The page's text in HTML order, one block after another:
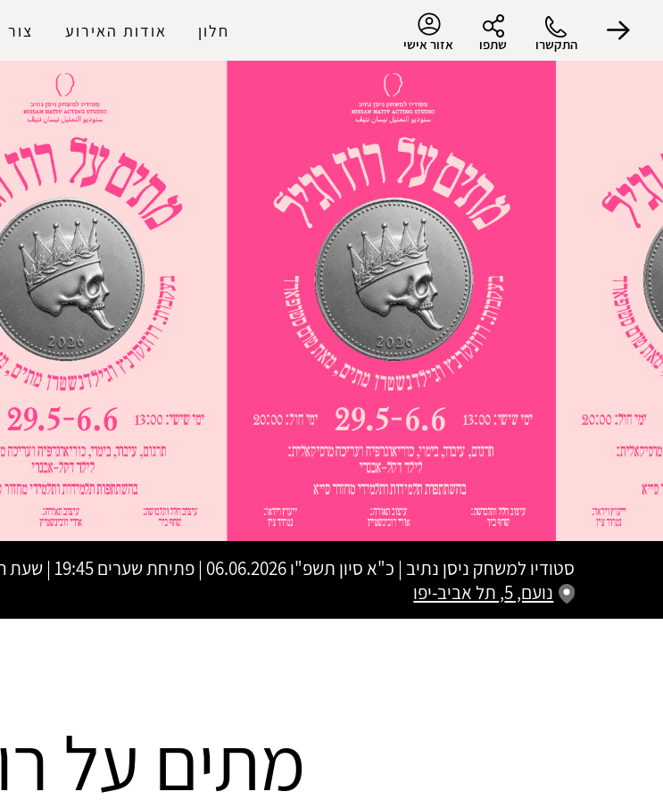
התקשרו שתפו אזור אישי
חלון אודות האירוע
סטודיו למשחק ניסן נתיב | כ"א סיון תשפ"ו06.06.2026 | פתיחת שערים 19:45 | שעת התחלה 20:00
נועם, 5, תל אביב-יפו
מתים על